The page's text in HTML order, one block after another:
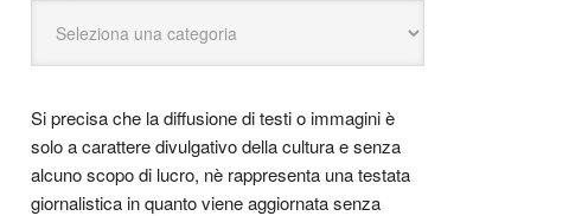
Si precisa che la diffusione di testi o immagini è
solo a carattere divulgativo della cultura e senza
alcuno scopo di lucro, nè rappresenta una testata
giornalistica in quanto viene aggiornata senza